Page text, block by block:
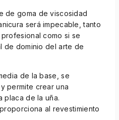
de goma de viscosidad
será impecable, tanto
como si se
de dominio del arte de
de la base, se
permite crear una
placa de la uña.
al revestimiento